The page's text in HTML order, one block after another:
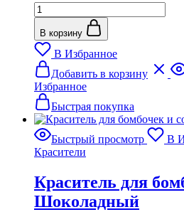
Количество
товара
Краситель
водорастворимый
Малиновый
В корзину
В Избранное
Добавить в корзину
Этот
товар
Опции
можно
товара.
Избранное
Быстрая покупка
Быстрый просмотр
В
Красители
Краситель для
Шоколадный